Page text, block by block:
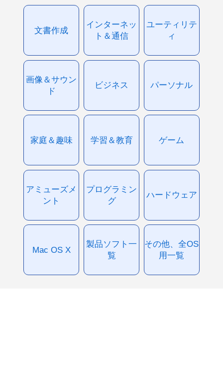
文書作成
インターネッ
ト＆通信
ユーティリテ
ィ
画像＆サウン
ド
ビジネス パーソナル
家庭＆趣味 学習＆教育 ゲーム
アミューズメ
ント
プログラミン
グ
ハードウェア
Mac OS X
製品ソフト一
覧
その他、全OS
用一覧